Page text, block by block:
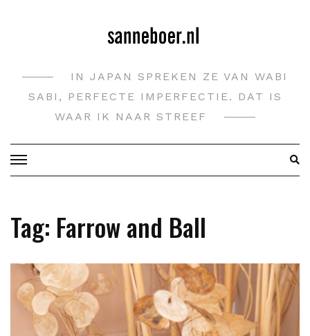
IN JAPAN SPREKEN ZE VAN WABI
SABI, PERFECTE IMPERFECTIE. DAT IS
WAAR IK NAAR STREEF
Tag: Farrow and Ball